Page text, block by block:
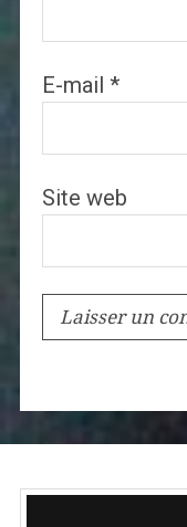
E-mail *
Site web